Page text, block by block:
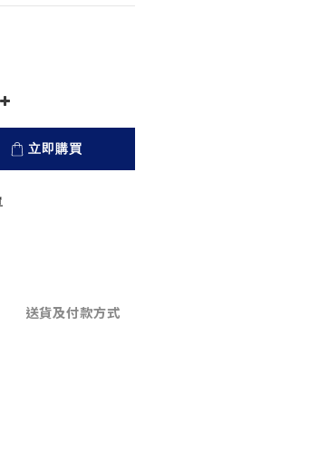
立即購買
送貨及付款方式